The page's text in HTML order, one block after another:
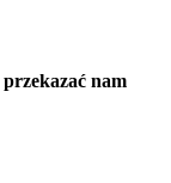
przekazać nam